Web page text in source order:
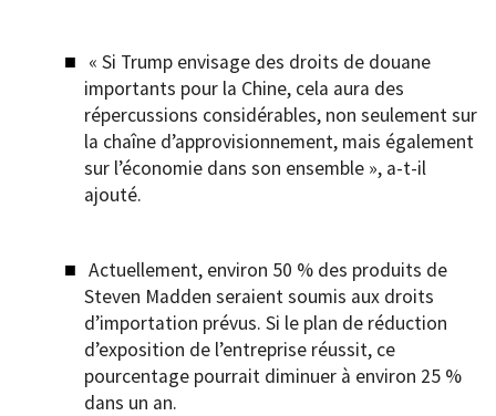
« Si Trump envisage des droits de douane
importants pour la Chine, cela aura des
répercussions considérables, non seulement sur
la chaîne d’approvisionnement, mais également
sur l’économie dans son ensemble », a-t-il
ajouté.
Actuellement, environ 50 % des produits de
Steven Madden seraient soumis aux droits
d’importation prévus. Si le plan de réduction
d’exposition de l’entreprise réussit, ce
pourcentage pourrait diminuer à environ 25 %
dans un an.